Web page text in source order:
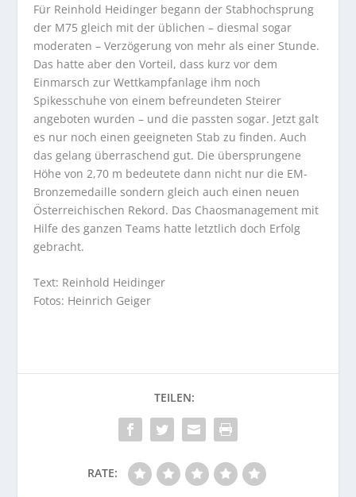
Für Reinhold Heidinger begann der Stabhochsprung
der M75 gleich mit der üblichen – diesmal sogar
moderaten – Verzögerung von mehr als einer Stunde.
Das hatte aber den Vorteil, dass kurz vor dem
Einmarsch zur Wettkampfanlage ihm noch
Spikesschuhe von einem befreundeten Steirer
angeboten wurden – und die passten sogar. Jetzt galt
es nur noch einen geeigneten Stab zu finden. Auch
das gelang überraschend gut. Die übersprungene
Höhe von 2,70 m bedeutete dann nicht nur die EM-
Bronzemedaille sondern gleich auch einen neuen
Österreichischen Rekord. Das Chaosmanagement mit
Hilfe des ganzen Teams hatte letztlich doch Erfolg
gebracht.
Text: Reinhold Heidinger
Fotos: Heinrich Geiger
RATE: